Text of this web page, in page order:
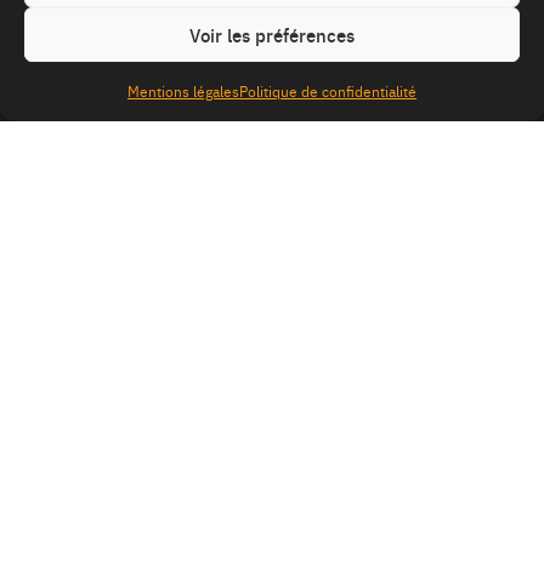
Voir les préférences
Mentions légalesPolitique de confidentialité